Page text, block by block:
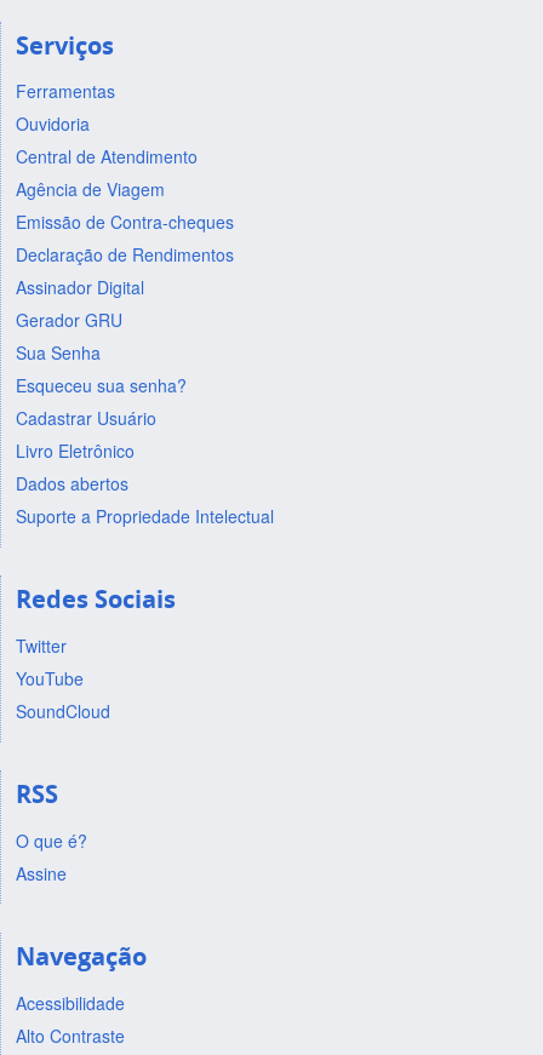
Serviços
Ferramentas
Ouvidoria
Central de Atendimento
Agência de Viagem
Emissão de Contra-cheques
Declaração de Rendimentos
Assinador Digital
Gerador GRU
Sua Senha
Esqueceu sua senha?
Cadastrar Usuário
Livro Eletrônico
Dados abertos
Suporte a Propriedade Intelectual
Redes Sociais
Twitter
YouTube
SoundCloud
RSS
O que é?
Assine
Navegação
Acessibilidade
Alto Contraste